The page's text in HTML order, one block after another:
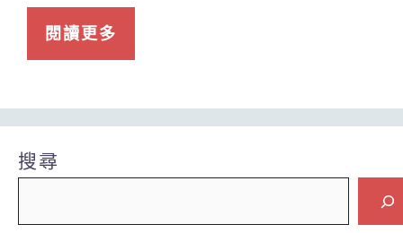
閱讀更多
搜尋